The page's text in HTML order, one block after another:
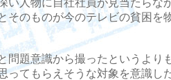
い人物に自社社員が見当たらな
そのものが今のテレビの貧困を
問題意識から撮ったというより
ってもらえそうな対象を意識し